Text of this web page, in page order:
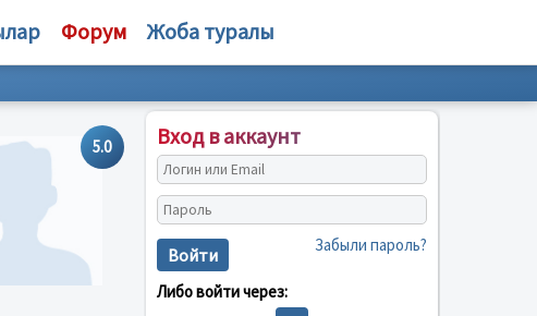
Форум Жоба туралы
5.0 Вход в аккаунт
Войти Забыли пароль?
Либо войти через: